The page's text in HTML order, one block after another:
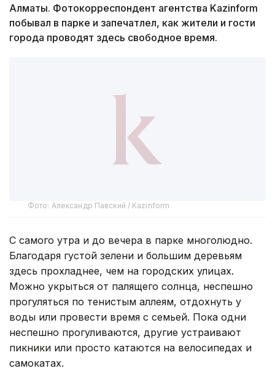
Алматы. Фотокорреспондент агентства Kazinform
побывал в парке и запечатлел, как жители и гости
города проводят здесь свободное время.
С самого утра и до вечера в парке многолюдно.
Благодаря густой зелени и большим деревьям
здесь прохладнее, чем на городских улицах.
Можно укрыться от палящего солнца, неспешно
прогуляться по тенистым аллеям, отдохнуть у
воды или провести время с семьей. Пока одни
неспешно прогуливаются, другие устраивают
пикники или просто катаются на велосипедах и